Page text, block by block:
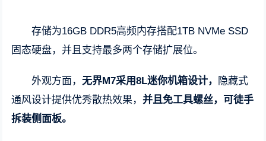
存储为16GB DDR5高频内存搭配1TB NVMe SSD
固态硬盘，并且支持最多两个存储扩展位。
外观方面，无界M7采用8L迷你机箱设计，
隐藏式
通风设计提供优秀散热效果，并且免工具螺丝，可徒手
拆装侧面板。